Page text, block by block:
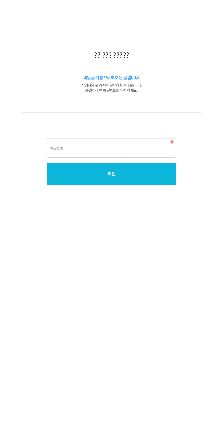
?? ??? ?????
비밀글 기능으로 보호된 글입니다.
작성자와 관리자만 열람하실 수 있습니다.
본인이라면 비밀번호를 입력하세요.